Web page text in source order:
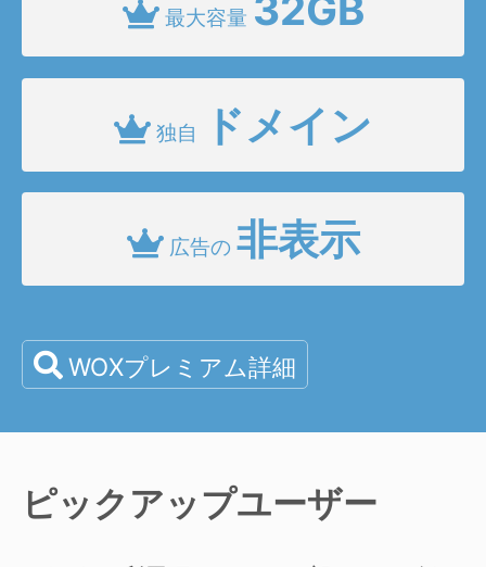
最大容量 32GB
独自 ドメイン
広告の 非表示
WOXプレミアム詳細
ピックアップユーザー